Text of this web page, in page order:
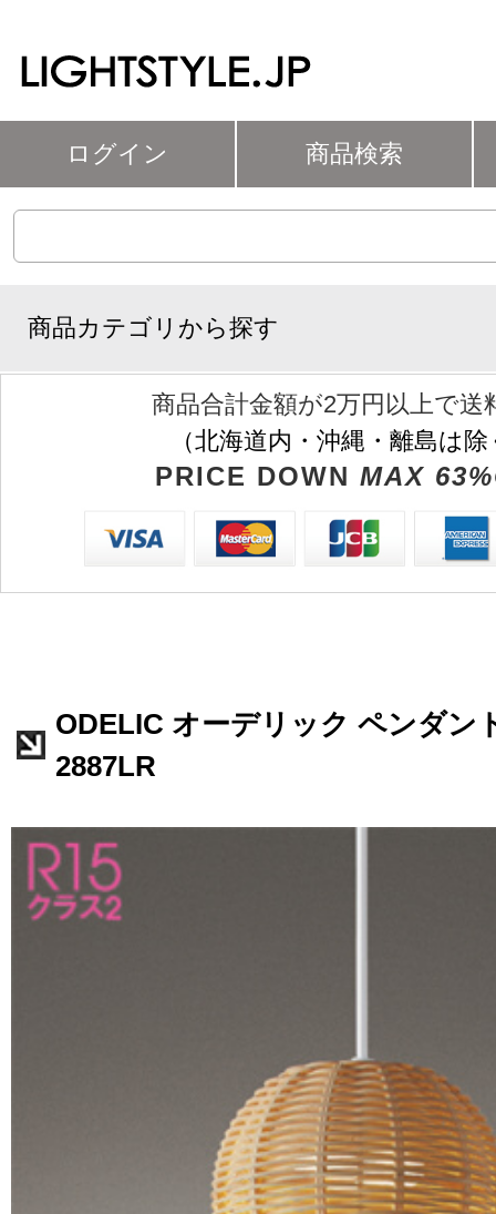
ログイン 商品検索
商品カテゴリから探す
商品合計金額が2万円以上で送
（北海道内・沖縄・離島は
PRICE DOWN MAX
ODELIC オーデリック ペンダン
2887LR